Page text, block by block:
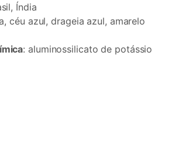
Índia
céu azul, drageia azul, amarelo
: aluminossilicato de potássio